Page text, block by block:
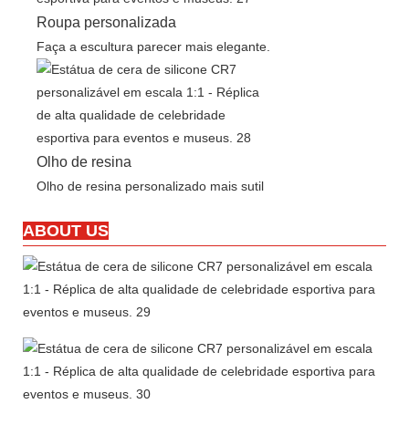
Roupa personalizada
Faça a escultura parecer mais elegante.
Olho de resina
Olho de resina personalizado mais sutil
ABOUT US